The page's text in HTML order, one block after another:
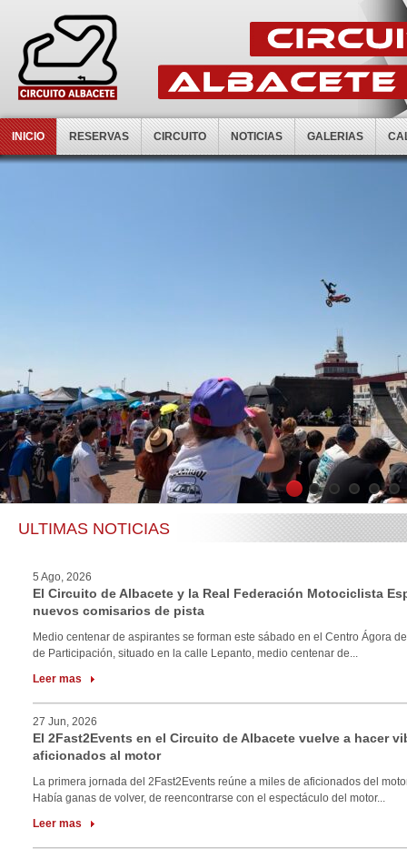
INICIO RESERVAS CIRCUITO NOTICIAS GALERIAS
1 2 3 4 5 6
ULTIMAS NOTICIAS
5 Ago, 2026
El Circuito de Albacete y la Real Federación Motociclista
nuevos comisarios de pista
Medio centenar de aspirantes se forman este sábado en el Centro Ágora
de Participación, situado en la calle Lepanto, medio centenar de...
Leer mas
27 Jun, 2026
El 2Fast2Events en el Circuito de Albacete vuelve a hacer
aficionados al motor
La primera jornada del 2Fast2Events reúne a miles de aficionados del
Había ganas de volver, de reencontrarse con el espectáculo del motor...
Leer mas